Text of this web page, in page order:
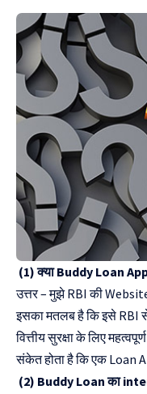
(1) क्या Buddy Loan
उत्तर – मुझे RBI की
इसका मतलब है कि इसे RBI
वित्तीय सुरक्षा के लिए
संकेत होता है कि एक Loan
(2) Buddy Loan का